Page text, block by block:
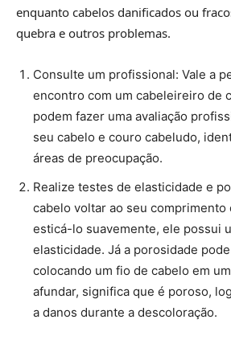
enquanto cabelos danificados ou
quebra e outros problemas.
Consulte um profissional: Vale a
encontro com um cabeleireiro de
podem fazer uma avaliação
seu cabelo e couro cabeludo,
áreas de preocupação.
Realize testes de elasticidade e
cabelo voltar ao seu comprimento
esticá-lo suavemente, ele possui
elasticidade. Já a porosidade
colocando um fio de cabelo em
afundar, significa que é poroso,
a danos durante a descoloração.